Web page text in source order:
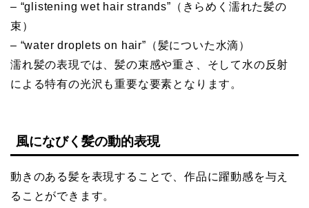
– “glistening wet hair strands”（きらめく濡れた髪の
束）
– “water droplets on hair”（髪についた水滴）
濡れ髪の表現では、髪の束感や重さ、そして水の反射
による特有の光沢も重要な要素となります。
風になびく髪の動的表現
動きのある髪を表現することで、作品に躍動感を与え
ることができます。